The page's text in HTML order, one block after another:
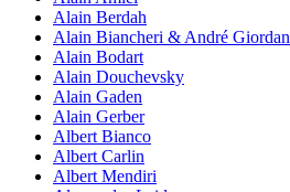
Alain Berdah
Alain Biancheri & André Giordan
Alain Bodart
Alain Douchevsky
Alain Gaden
Alain Gerber
Albert Bianco
Albert Carlin
Albert Mendiri